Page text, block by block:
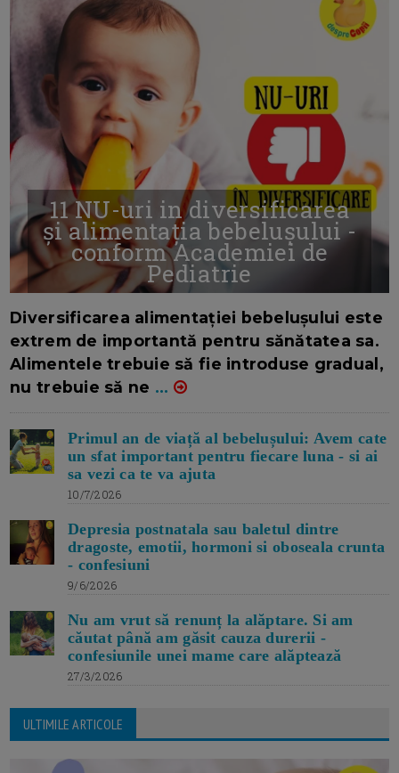
11 NU-uri in diversificarea
și alimentația bebelușului -
conform Academiei de
Pediatrie
Diversificarea alimentației bebelușului este
extrem de importantă pentru sănătatea sa.
Alimentele trebuie să fie introduse gradual,
nu trebuie să ne ...
Primul an de viață al bebelușului: Avem cate
un sfat important pentru fiecare luna - si ai
sa vezi ca te va ajuta
10/7/2026
Depresia postnatala sau baletul dintre
dragoste, emotii, hormoni si oboseala crunta
- confesiuni
9/6/2026
Nu am vrut să renunț la alăptare. Si am
căutat până am găsit cauza durerii -
confesiunile unei mame care alăptează
27/3/2026
ULTIMILE ARTICOLE